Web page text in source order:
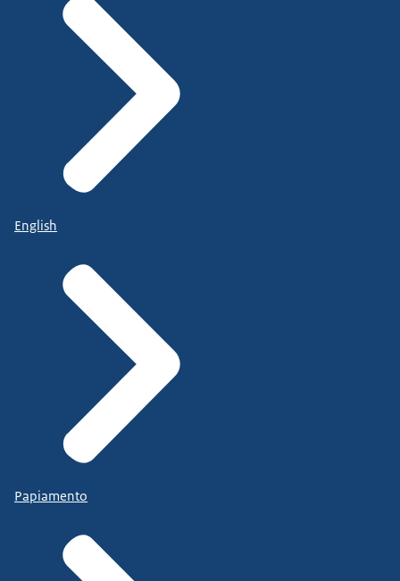
English
Papiamento